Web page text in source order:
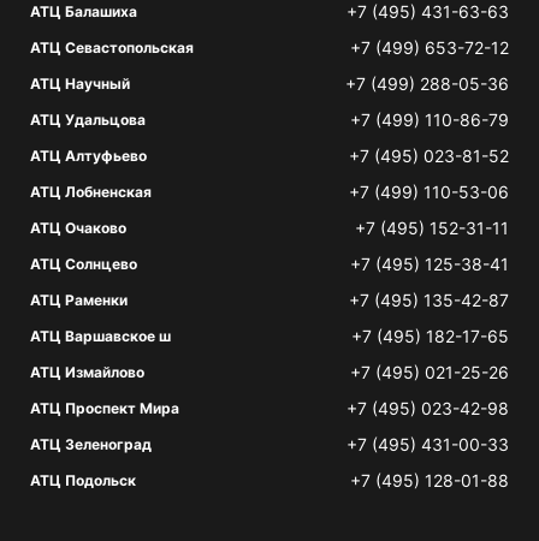
АТЦ Балашиха +7 (495) 431-63-63
АТЦ Севастопольская +7 (499) 653-72-12
АТЦ Научный +7 (499) 288-05-36
АТЦ Удальцова +7 (499) 110-86-79
АТЦ Алтуфьево +7 (495) 023-81-52
АТЦ Лобненская +7 (499) 110-53-06
АТЦ Очаково +7 (495) 152-31-11
АТЦ Солнцево +7 (495) 125-38-41
АТЦ Раменки +7 (495) 135-42-87
АТЦ Варшавское ш +7 (495) 182-17-65
АТЦ Измайлово +7 (495) 021-25-26
АТЦ Проспект Мира +7 (495) 023-42-98
АТЦ Зеленоград +7 (495) 431-00-33
АТЦ Подольск +7 (495) 128-01-88